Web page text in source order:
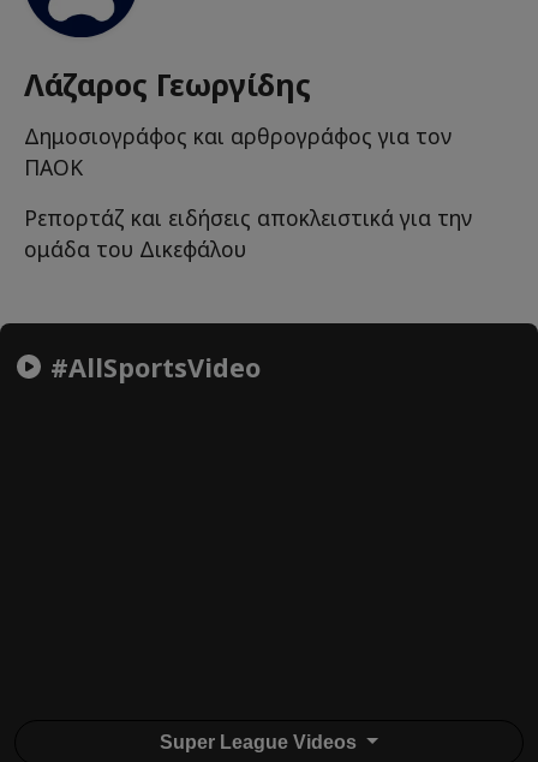
Λάζαρος Γεωργίδης
Δημοσιογράφος και αρθρογράφος για τον
ΠΑΟΚ
Ρεπορτάζ και ειδήσεις αποκλειστικά για την
ομάδα του Δικεφάλου
#AllSportsVideo
Super League Videos